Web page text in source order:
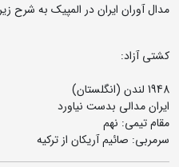
مدال آوران ایران در المپیک به شرح
کشتی آزاد:
1948 لندن (انگلستان)
ایران مدالی بدست نیاورد
مقام تیمی: نهم
سرمربی: صائیم آریکان از ترکیه